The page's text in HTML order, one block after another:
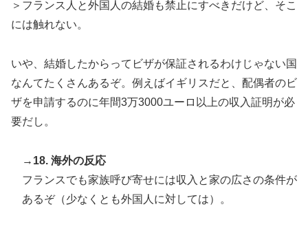
＞フランス人と外国人の結婚も禁止にすべきだけど、そこ
には触れない。
いや、結婚したからってビザが保証されるわけじゃない国
なんてたくさんあるぞ。例えばイギリスだと、配偶者のビ
ザを申請するのに年間3万3000ユーロ以上の収入証明が必
要だし。
→18. 海外の反応
フランスでも家族呼び寄せには収入と家の広さの条件が
あるぞ（少なくとも外国人に対しては）。